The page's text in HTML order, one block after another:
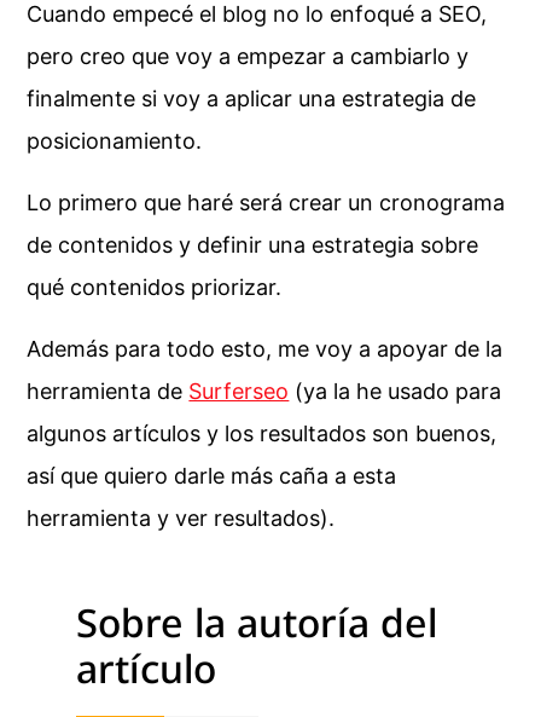
Cuando empecé el blog no lo enfoqué a SEO,
pero creo que voy a empezar a cambiarlo y
finalmente si voy a aplicar una estrategia de
posicionamiento.
Lo primero que haré será crear un cronograma
de contenidos y definir una estrategia sobre
qué contenidos priorizar.
Además para todo esto, me voy a apoyar de la
herramienta de Surferseo (ya la he usado para
algunos artículos y los resultados son buenos,
así que quiero darle más caña a esta
herramienta y ver resultados).
Sobre la autoría del
artículo